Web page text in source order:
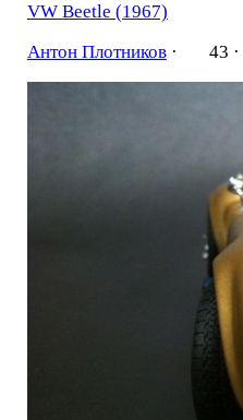
VW Beetle (1967)
Антон Плотников· 43 ·